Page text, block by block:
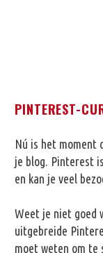
PINTEREST-
Nú is het moment
je blog. Pinterest
en kan je veel
Weet je niet goed
uitgebreide
moet weten om